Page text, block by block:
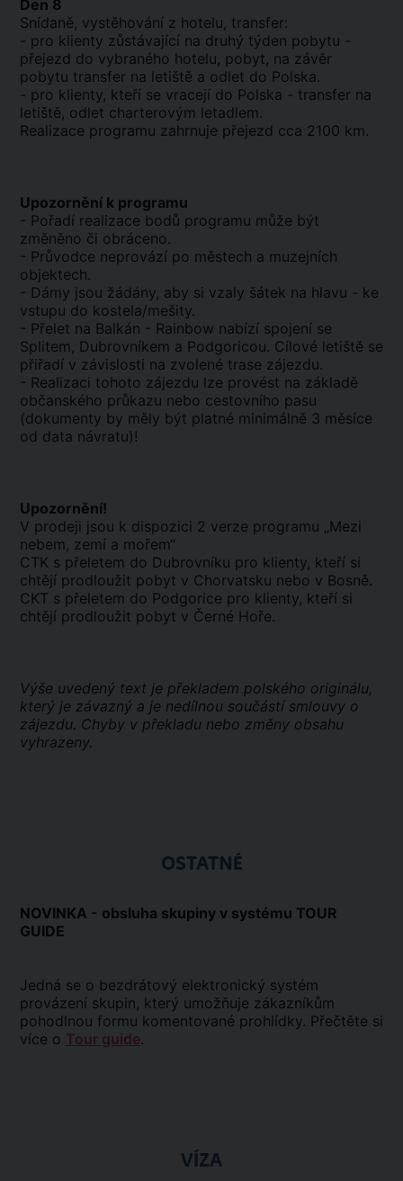
Den 8
Snídaně, vystěhování z hotelu, transfer:
- pro klienty zůstávající na druhý týden pobytu -
přejezd do vybraného hotelu, pobyt, na závěr
pobytu transfer na letiště a odlet do Polska.
- pro klienty, kteří se vracejí do Polska - transfer na
letiště, odlet charterovým letadlem.
Realizace programu zahrnuje přejezd cca 2100 km.
Upozornění k programu
- Pořadí realizace bodů programu může být
změněno či obráceno.
- Průvodce neprovází po městech a muzejních
objektech.
- Dámy jsou žádány, aby si vzaly šátek na hlavu - ke
vstupu do kostela/mešity.
- Přelet na Balkán - Rainbow nabízí spojení se
Splitem, Dubrovníkem a Podgoricou. Cílové letiště se
přiřadí v závislosti na zvolené trase zájezdu.
- Realizaci tohoto zájezdu lze provést na základě
občanského průkazu nebo cestovního pasu
(dokumenty by měly být platné minimálně 3 měsíce
od data návratu)!
Upozornění!
V prodeji jsou k dispozici 2 verze programu „Mezi
nebem, zemí a mořem“
CTK s přeletem do Dubrovníku pro klienty, kteří si
chtějí prodloužit pobyt v Chorvatsku nebo v Bosně.
CKT s přeletem do Podgorice pro klienty, kteří si
chtějí prodloužit pobyt v Černé Hoře.
Výše uvedený text je překladem polského originálu,
který je závazný a je nedílnou součástí smlouvy o
zájezdu. Chyby v překladu nebo změny obsahu
vyhrazeny.
OSTATNÉ
NOVINKA - obsluha skupiny v systému TOUR
GUIDE
Jedná se o bezdrátový elektronický systém
provázení skupin, který umožňuje zákazníkům
pohodlnou formu komentované prohlídky. Přečtěte si
více o Tour guide.
VÍZA